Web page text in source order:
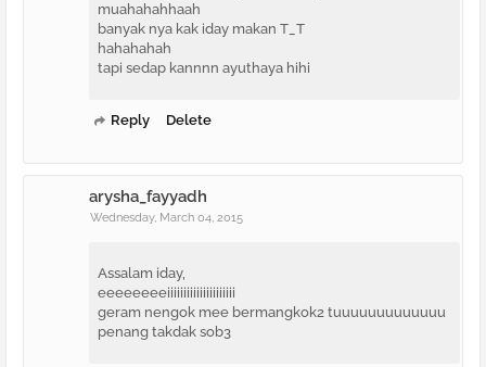
muahahahhaah
banyak nya kak iday makan T_T
hahahahah
tapi sedap kannnn ayuthaya hihi
Reply Delete
arysha_fayyadh
Wednesday, March 04, 2015
Assalam iday,
eeeeeeeeiiiiiiiiiiiiiiiiiiiii
geram nengok mee bermangkok2 tuuuuuuuuuuuuu
penang takdak sob3